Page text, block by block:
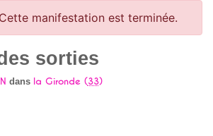
Cette manifestation est terminée.
sorties
dans la Gironde (33)